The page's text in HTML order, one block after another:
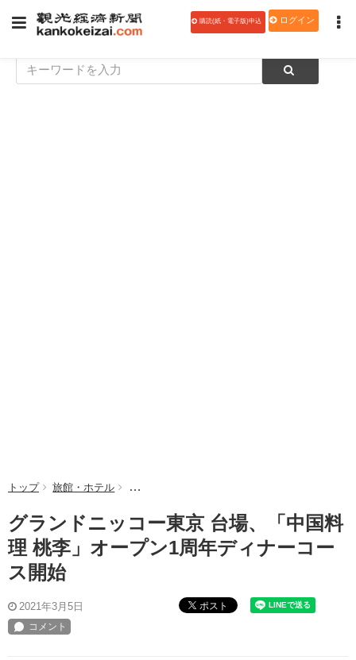
購読(紙・電子版)申込 ログイン
トップ 旅館・ホテル グランドニッコー東京 台場、「中国料理 桃李
グランドニッコー東京 台場、「中国料
理 桃李」オープン1周年ディナーコー
ス開始
2021年3月5日 ポスト